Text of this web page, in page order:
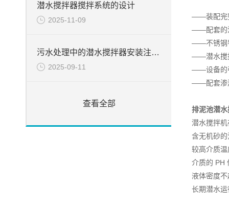
潜水搅拌器搅拌系统的设计
2025-11-09
污水处理中的潜水搅拌器安装注意事项
2025-09-11
查看全部
——装配完
——配套的
——不锈钢
——潜水搅
——设备的
——配套渗
排泥池潜
潜水搅拌
含无机砂
较高介质
介质的 PH
液体密度
长期潜水